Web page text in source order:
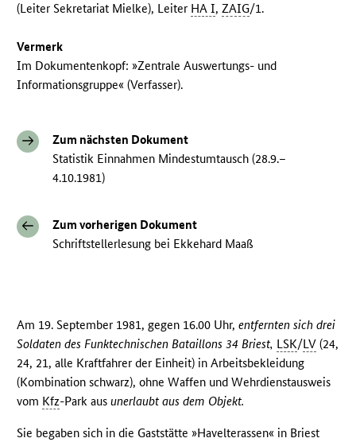
(Leiter Sekretariat Mielke), Leiter HA I,ZAIG/1.
Vermerk
Im Dokumentenkopf: »Zentrale Auswertungs- und
Informationsgruppe« (Verfasser).
Zum nächsten Dokument
Statistik Einnahmen Mindestumtausch (28.9.–
4.10.1981)
Zum vorherigen Dokument
Schriftstellerlesung bei Ekkehard Maaß
Am 19. September 1981, gegen 16.00 Uhr,entfernten sich drei
Soldaten des Funktechnischen Bataillons 34 Briest, LSK/LV (24,
24, 21, alle Kraftfahrer der Einheit) in Arbeitsbekleidung
(Kombination schwarz), ohne Waffen und Wehrdienstausweis
vom Kfz-Park ausunerlaubt aus dem Objekt.
Sie begaben sich in die Gaststätte »Havelterassen« in Briest